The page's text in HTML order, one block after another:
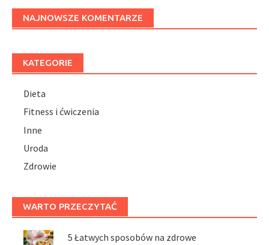
NAJNOWSZE KOMENTARZE
KATEGORIE
Dieta
Fitness i ćwiczenia
Inne
Uroda
Zdrowie
WARTO PRZECZYTAĆ
5 Łatwych sposobów na zdrowe